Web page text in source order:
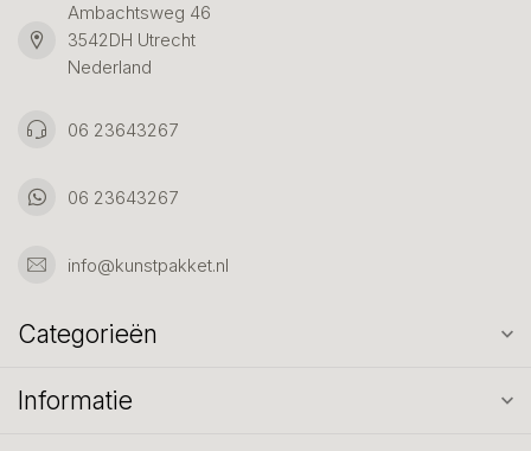
Ambachtsweg 46
3542DH Utrecht
Nederland
06 23643267
06 23643267
info@kunstpakket.nl
Categorieën
Informatie